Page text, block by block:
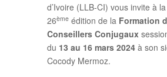
d’Ivoire (LLB-CI) vous invite à la
26ème édition de la Formation
Conseillers Conjugaux
du 13 au 16 mars 2024 à son
Cocody Mermoz.